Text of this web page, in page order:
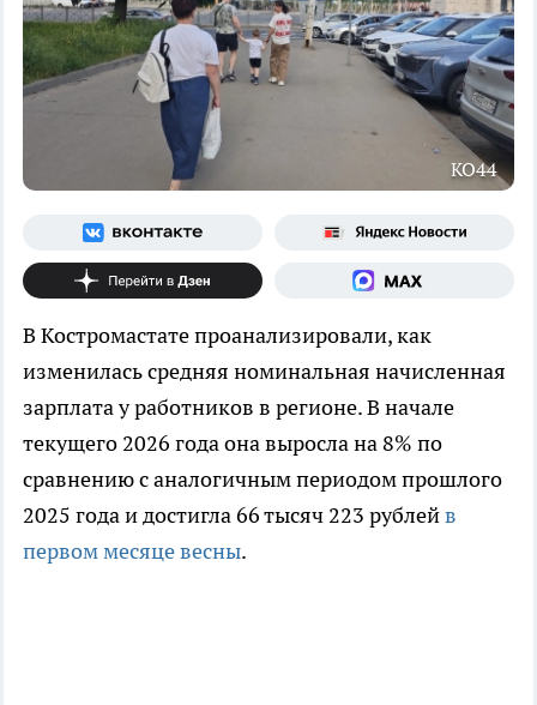
КО44
В Костромастате проанализировали, как
изменилась средняя номинальная начисленная
зарплата у работников в регионе. В начале
текущего 2026 года она выросла на 8% по
сравнению с аналогичным периодом прошлого
2025 года и достигла 66 тысяч 223 рублейв
первом месяце весны.